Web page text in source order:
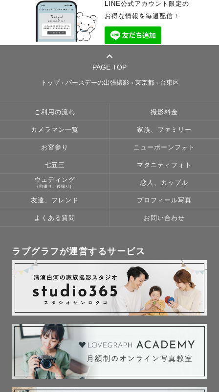
LINE公式アカウント限定の
お得な情報を毎週配信！
PAGE TOP
トップ› バースデーの出張撮影 › 東京都› 台東区
ご利用の流れ 撮影料金
カメラマン一覧 家族、ファミリー
お宮参り ニューボーンフォト
七五三 マタニティフォト
ウェディング
(前撮り、後撮り)
恋人、カップル
友達、フレンド プロフィール写真
よくある質問 お問い合わせ
ラブグラフが運営するサービス